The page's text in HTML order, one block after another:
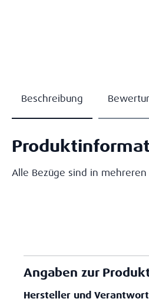
Beschreibung
Alle Bezüge sind in
Angaben zur
Hersteller und